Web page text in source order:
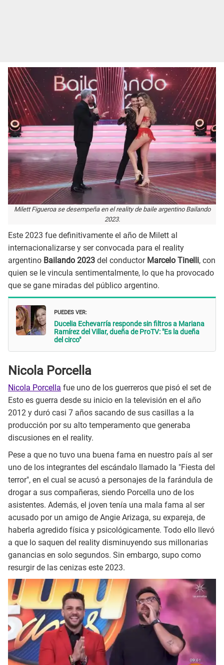
Milett Figueroa se desempeña en el reality de baile argentino Bailando
2023.
Este 2023 fue definitivamente el año de Milett al
internacionalizarse y ser convocada para el reality
argentino Bailando 2023 del conductor Marcelo Tinelli, con
quien se le vincula sentimentalmente, lo que ha provocado
que se gane miradas del público argentino.
PUEDES VER:
Ducelia Echevarría responde sin filtros a Mariana
Ramírez del Villar, dueña de ProTV: "Es la dueña
del circo"
Nicola Porcella
Nicola Porcella fue uno de los guerreros que pisó el set de
Esto es guerra desde su inicio en la televisión en el año
2012 y duró casi 7 años sacando de sus casillas a la
producción por su alto temperamento que generaba
discusiones en el reality.
Pese a que no tuvo una buena fama en nuestro país al ser
uno de los integrantes del escándalo llamado la "Fiesta del
terror", en el cual se acusó a personajes de la farándula de
drogar a sus compañeras, siendo Porcella uno de los
asistentes. Además, el joven tenía una mala fama al ser
acusado por un amigo de Angie Arizaga, su expareja, de
haberla agredido física y psicológicamente. Todo ello llevó
a que lo saquen del reality disminuyendo sus millonarias
ganancias en solo segundos. Sin embargo, supo como
resurgir de las cenizas este 2023.